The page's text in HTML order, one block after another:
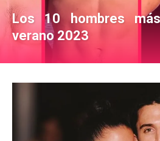
Los 10 hombres
verano 2023